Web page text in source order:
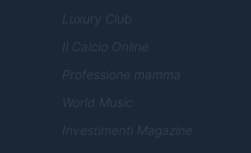
Luxury Club
Il Calcio Online
Professione mamma
World Music
Investimenti Magazine